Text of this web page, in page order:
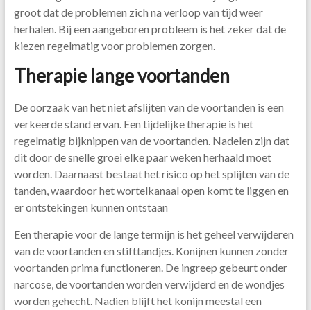
groot dat de problemen zich na verloop van tijd weer
herhalen. Bij een aangeboren probleem is het zeker dat de
kiezen regelmatig voor problemen zorgen.
Therapie lange voortanden
De oorzaak van het niet afslijten van de voortanden is een
verkeerde stand ervan. Een tijdelijke therapie is het
regelmatig bijknippen van de voortanden. Nadelen zijn dat
dit door de snelle groei elke paar weken herhaald moet
worden. Daarnaast bestaat het risico op het splijten van de
tanden, waardoor het wortelkanaal open komt te liggen en
er ontstekingen kunnen ontstaan
Een therapie voor de lange termijn is het geheel verwijderen
van de voortanden en stifttandjes. Konijnen kunnen zonder
voortanden prima functioneren. De ingreep gebeurt onder
narcose, de voortanden worden verwijderd en de wondjes
worden gehecht. Nadien blijft het konijn meestal een